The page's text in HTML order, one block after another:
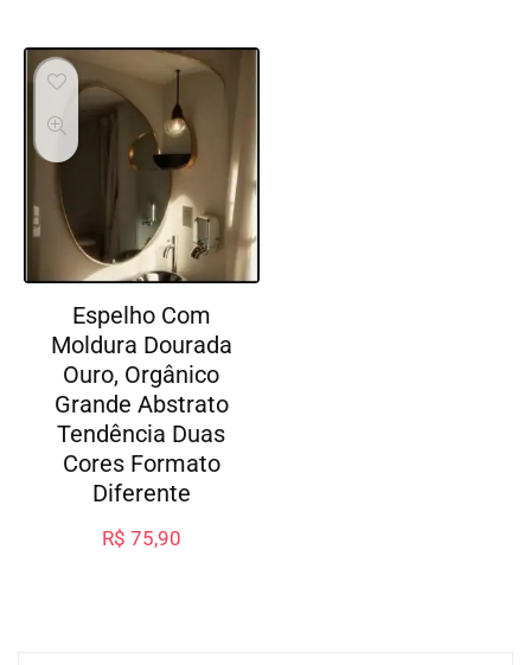
Espelho Com
Moldura Dourada
Ouro, Orgânico
Grande Abstrato
Tendência Duas
Cores Formato
Diferente
R$ 75,90